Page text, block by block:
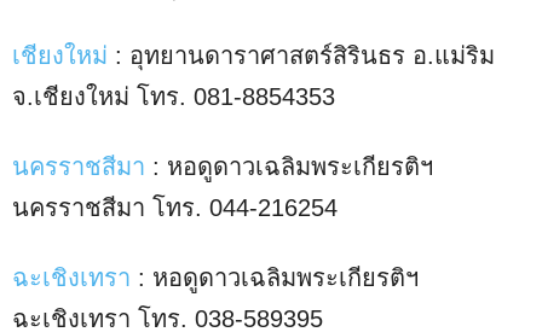
เชียงใหม่ : อุทยานดาราศาสตร์สิรินธร อ.แม่ริม
จ.เชียงใหม่ โทร. 081-8854353
นครราชสีมา : หอดูดาวเฉลิมพระเกียรติฯ
นครราชสีมา โทร. 044-216254
ฉะเชิงเทรา : หอดูดาวเฉลิมพระเกียรติฯ
ฉะเชิงเทรา โทร. 038-589395